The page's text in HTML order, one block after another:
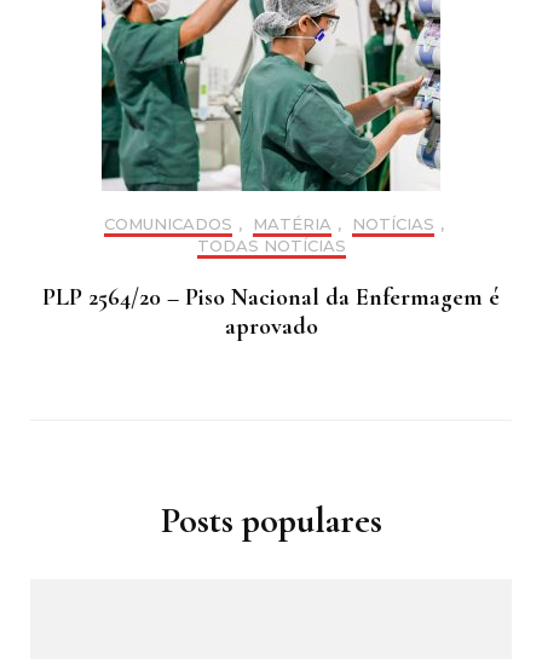
COMUNICADOS , MATÉRIA , NOTÍCIAS ,
TODAS NOTÍCIAS
PLP 2564/20 – Piso Nacional da Enfermagem é
aprovado
Posts populares